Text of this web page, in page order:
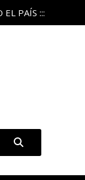
EL PAÍS :::